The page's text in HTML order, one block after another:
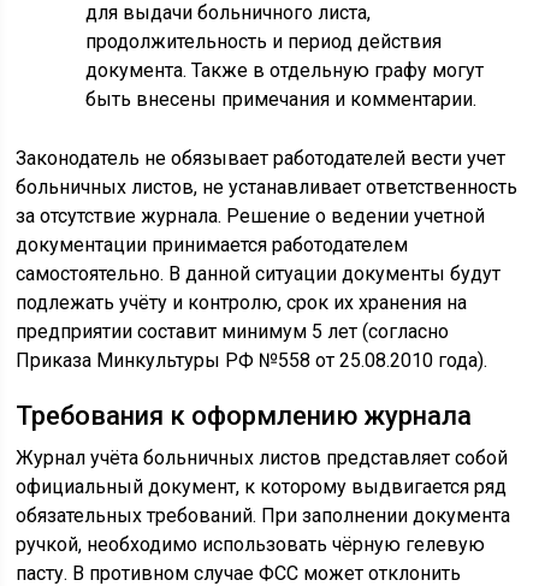
для выдачи больничного листа,
продолжительность и период действия
документа. Также в отдельную графу могут
быть внесены примечания и комментарии.
Законодатель не обязывает работодателей вести учет
больничных листов, не устанавливает ответственность
за отсутствие журнала. Решение о ведении учетной
документации принимается работодателем
самостоятельно. В данной ситуации документы будут
подлежать учёту и контролю, срок их хранения на
предприятии составит минимум 5 лет (согласно
Приказа Минкультуры РФ №558 от 25.08.2010 года).
Требования к оформлению журнала
Журнал учёта больничных листов представляет собой
официальный документ, к которому выдвигается ряд
обязательных требований. При заполнении документа
ручкой, необходимо использовать чёрную гелевую
пасту. В противном случае ФСС может отклонить